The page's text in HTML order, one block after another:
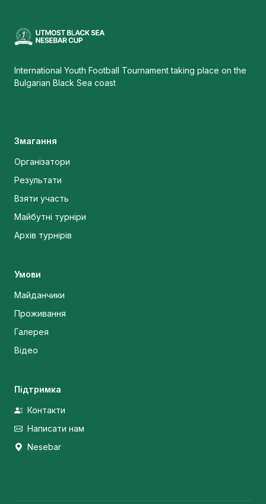
International Youth Football Tournament taking place on the
Bulgarian Black Sea coast
Змагання
Організатори
Результати
Взяти участь
Майбутні турніри
Архів турнірів
Умови
Майданчики
Проживання
Галерея
Відео
Підтримка
Контакти
Написати нам
Nesebar